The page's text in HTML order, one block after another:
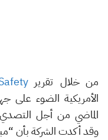
من خلال تقرير
الأمريكية الضوء على
الماضي من أجل التصدي
وقد أكدت الشركة بأن